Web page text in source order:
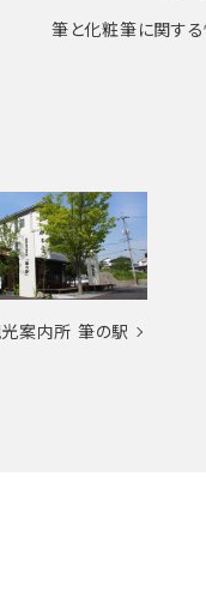
筆と化粧筆に関する
案内所 筆の駅